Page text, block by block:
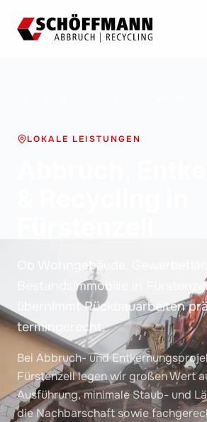
LOKALE LEISTUNGEN
Ob Wohngebäude,
Bestandsimmobilie in
übernimmt Rückbauarbeiten
termingerecht.
Bei Abbruch- und
Fürstenzell legen wir großen Wert
Ausführung, minimale Staub- und
die Nachbarschaft sowie